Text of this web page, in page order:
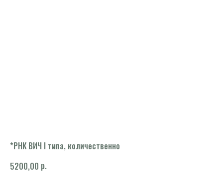
*РНК ВИЧ I типа, количественно
5200,00 р.